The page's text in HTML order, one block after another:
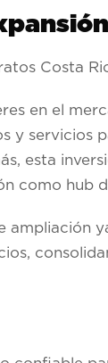
Costa
en el
servicios
esta
como hub
ampliación